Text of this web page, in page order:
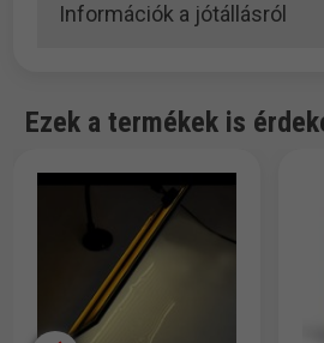
Információk a jótállásról
Ezek a termékek is